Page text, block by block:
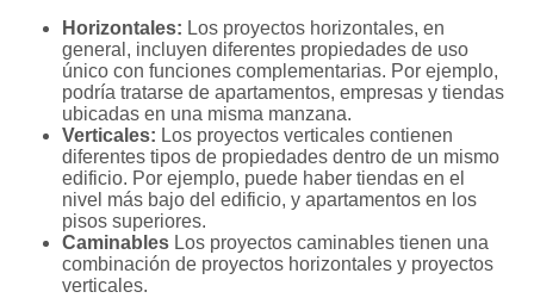
Horizontales: Los proyectos horizontales, en
general, incluyen diferentes propiedades de uso
único con funciones complementarias. Por ejemplo,
podría tratarse de apartamentos, empresas y tiendas
ubicadas en una misma manzana.
Verticales: Los proyectos verticales contienen
diferentes tipos de propiedades dentro de un mismo
edificio. Por ejemplo, puede haber tiendas en el
nivel más bajo del edificio, y apartamentos en los
pisos superiores.
Caminables Los proyectos caminables tienen una
combinación de proyectos horizontales y proyectos
verticales.